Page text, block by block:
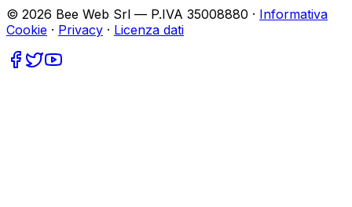
© 2026 Bee Web Srl — P.IVA 35008880 · Informativa
Cookie · Privacy · Licenza dati